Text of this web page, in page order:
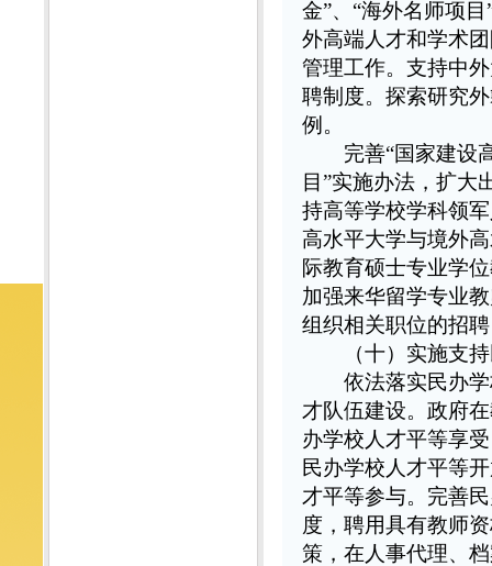
金”、“海外名师项
外高端人才和学术
管理工作。支持中
聘制度。探索研究
例。
完善“国家建设高
目”实施办法，扩大
持高等学校学科领
高水平大学与境外
际教育硕士专业学
加强来华留学专业
组织相关职位的招
（十）实施支
依法落实民办学
才队伍建设。政府
办学校人才平等享
民办学校人才平等
才平等参与。完善
度，聘用具有教师
策，在人事代理、